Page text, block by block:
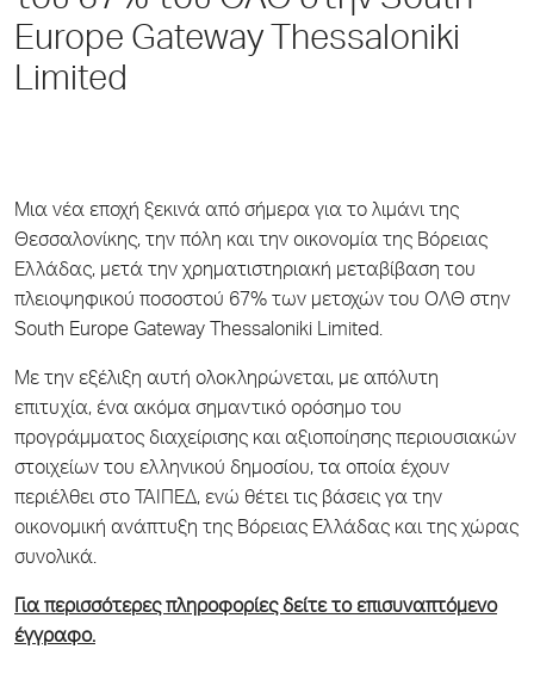
Europe Gateway Thessaloniki
Limited
Μια νέα εποχή ξεκινά από σήμερα για το λιμάνι της
Θεσσαλονίκης, την πόλη και την οικονομία της Βόρειας
Ελλάδας, μετά την χρηματιστηριακή μεταβίβαση του
πλειοψηφικού ποσοστού 67% των μετοχών του ΟΛΘ στην
South Europe Gateway Thessaloniki Limited.
Με την εξέλιξη αυτή ολοκληρώνεται, με απόλυτη
επιτυχία, ένα ακόμα σημαντικό ορόσημο του
προγράμματος διαχείρισης και αξιοποίησης περιουσιακών
στοιχείων του ελληνικού δημοσίου, τα οποία έχουν
περιέλθει στο ΤΑΙΠΕΔ, ενώ θέτει τις βάσεις γα την
οικονομική ανάπτυξη της Βόρειας Ελλάδας και της χώρας
συνολικά.
Για περισσότερες πληροφορίες δείτε το επισυναπτόμενο
έγγραφο.